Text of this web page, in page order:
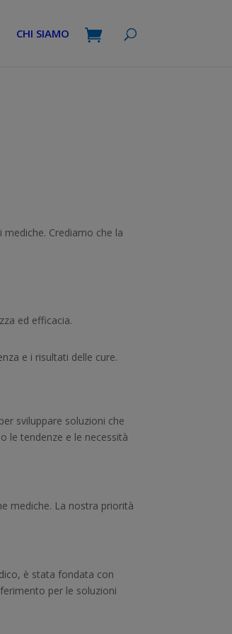
CHI SIAMO
Crediamo che la
ed efficacia.
e i risultati delle cure.
sviluppare soluzioni che
le tendenze e le necessità
mediche. La nostra priorità
è stata fondata con
per le soluzioni